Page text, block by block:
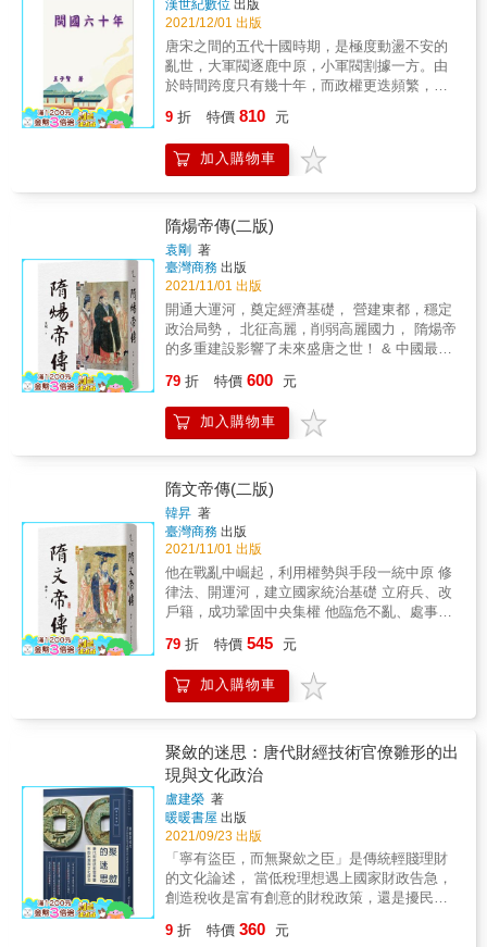
能有促進血液循環的功效，快來跟節度使府文
案專員薛濤學習！ ☞手執拂塵的白髮老人是公
公，那手執塵尾的美女是？ 美女道姑魚玄機告
訴你，這可是上能突顯氣質格調，下能驅蚊除
塵的好妝飾，拿在手裡，整個人都仙氣飄飄
講究，最懂享受生活的唐朝人隨身攜帶香囊，
不僅女人愛美，男人也會用芹菜做面膜，除此
之外，酒壺如若包包，什麼款式、顏色都極其
考究，快來深入了解！ &gt;&gt;&gt;梨園決選
你」進入總決賽啦，冠軍花落誰家？ 唐朝才子
才女何其多，本專欄邀請唐代最傑出的舞蹈家
公孫大娘、宮廷歌伎許和子、著名歌妓念奴、
女伶謝阿蠻一同站上舞台，秀歌喉、炫舞技，
看看你最想PICK誰！ &gt;&gt;&gt;美人八卦
&lt;&lt;&lt; ☞假如唐朝有社群平台，那可不得
了啦！才子佳人們的風流綺事分分鐘上熱搜！
為你揭密大唐頭號渣男李益是如何辜負了長安
名妓霍小玉，各方論戰、評論爆料； 還有，唐
呢？他們之間又有什麼愛恨情仇？ 原來古代人
活得比我們還精采！（欲知男神們的風流趣
事，敬請期待《君子溫如玉》。） ☞大唐八卦
盼在家自盡，原因竟與他有關 【No.2】公主與
高僧牽扯不斷，皇室醜聞將如何收場 【No.3】
清官韋應物發文自訴，早年不齒經歷 【No.4】
只要保養好，男友在趕考 【No.5】夫人當場飲
下御賜毒酒，陛下和房大人都傻眼了
&gt;&gt;&gt;時尚進階&lt;&lt;&lt; ☞活在唐朝，
有哪些網美打卡聖地和美食娛樂，讓我們走進
緻小食 美景篇・千秋節去哪玩？大唐網紅娛樂
打卡 健身篇・告訴你唐代的小姐姐怎麼擼鐵
風骨人物名留青史。 花間派始祖溫庭筠口無遮
攔，連皇帝都敢得罪？ 李商隱丟了鐵飯碗，竟
然是因為娶錯老婆？ 李賀驚世才華卻被永久禁
考，只因爸爸取錯了名字？ 國文、歷史課本裡
才情橫溢的文人、豪氣千里的君臣，其實和我
們一樣，人生充滿不如意，情感糾葛理不清，
仇，將在說書人青菀筆下，活靈活現，精彩上
演。
漢世紀數位 出版
2021/12/01 出版
唐宋之間的五代十國時期，是極度動盪不安的
亂世，大軍閥逐鹿中原，小軍閥割據一方。由
於時間跨度只有幾十年，而政權更迭頻繁，疆
伏，相關的記錄，往往過於簡陋，甚至蕩然無
存，史家取捨之際，又不免顧此失彼，因此這
段歷史，不大容易清楚瞭解。其中的閩國，本
亂。然而閩國的歷史，對於福建和福建人，影
響比較深遠，值得更多的重視和研究，可惜學
界對此關注不够，一般讀者能看到的，多是一
些錯漏百出的片段。王子賢博士以嚴謹的科學
態度，梳理了閩國歷史的脈絡，順帶也對同時
代的重大事件和關鍵人物，有比較清晰的交
代，讓今天生活在閩地的居民，和海內外的開
閩王氏後裔，及所有有興趣瞭解閩國及五代十
國舊事的年青讀者，有一個基本完整、大致可
9 折 特價 810 元
加入購物車
隋煬帝傳(二版)
袁剛 著
臺灣商務 出版
2021/11/01 出版
開通大運河，奠定經濟基礎， 營建東都，穩定
政治局勢， 北征高麗，削弱高麗國力， 隋煬帝
的多重建設影響了未來盛唐之世！ & 中國最具
權力徵發百萬民夫忍飢受餓築長城、建運河。
運河開成後又大造龍舟遊江都，耗費大量錢
財，不但加速隋朝的滅亡，最終還落個萬世唾
礎。他建立的大運河，成為貫穿南北交通的動
脈。他更營建東都洛陽控制江南地區，穩固隋
朝統治基礎。他的權力和才能，將隋朝的政
治、經濟、文化推向了高峰，是一位與秦始
皇、漢武帝同樣的有才能的政治家與軍事家。&
& 本書作者袁剛，研究隋唐中樞體制發展，考
察隋煬帝相關史料，了解眾人眼中的亡國昏
君，為何在舊史記載中評價如此兩極，詳實地
分析其功過是非，並深入研究他的性格與氣
的一生。 & 本書特色 & 1. 史料詳實，呈現世人
對隋煬帝的正反兩極評價 2. 考察隋煬帝時期
的歷史背景及如何獲取權力 3. 研究隋煬帝的
性格與氣質 & 好評推薦 & 「隋煬帝不似一般亡
國之君，貪圖個人享樂而無所作為。事實上，
隋煬帝心懷聖王志業『慨然慕秦皇、漢武之
事』，而其興辦的各項工程，多可視為功在當
代、利在千秋。」──國立中正大學歷史系教授
兼系主任 朱振宏
79 折 特價 600 元
加入購物車
隋文帝傳(二版)
韓昇 著
臺灣商務 出版
2021/11/01 出版
他在戰亂中崛起，利用權勢與手段一統中原 修
律法、開運河，建立國家統治基礎 立府兵、改
戶籍，成功鞏固中央集權 他臨危不亂、處事不
上的傳奇皇帝，隋文帝楊堅不可不提。在南北
朝分裂、胡漢雜揉的年代，他異軍突起，巧妙
的利用權術篡位為王。在開皇盛世，他進行了
改革選任機制、修改戶籍制。種種革新成為後
世的重要基礎。 然而，統治不是永遠順遂、制
度不會永遠順利，儘管在隋文帝統治初期，開
創了讓人民難以忘懷的盛世基礎，但其晚年的
判斷失準、在廢立太子一事上的冷酷無情，在
在使得開皇盛世蒙上一層陰影。他對權力的高
度慾望、對旁人的極度不信任，使得隋帝國逐
漸失去早期光彩奪目的樣貌。是怎樣的背景與
原由，導致統治出了問題？隋文帝楊堅的統
治，是依法行事的開創者，還是冷酷無情的暴
79 折 特價 545 元
加入購物車
聚斂的迷思：唐代財經技術官僚雛形的出
現與文化政治
盧建榮 著
暖暖書屋 出版
2021/09/23 出版
「寧有盜臣，而無聚歛之臣」是傳統輕賤理財
的文化論述， 當低稅理想遇上國家財政告急，
創造稅收是富有創意的財稅政策，還是擾民的
官」， 大唐帝國財稅體系的糾葛，也如火如荼
9 折 特價 360 元